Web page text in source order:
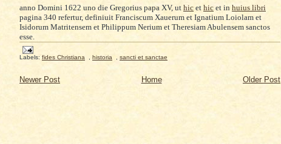
anno Domini 1622 uno die Gregorius papa XV, ut hic et hic et in huius libri
pagina 340 refertur, definiuit Franciscum Xauerum et Ignatium Loiolam et
Isidorum Matritensem et Philippum Nerium et Theresiam Abulensem sanctos
esse.
Labels: fides Christiana historia sancti et sanctae
Newer Post Older Post
Home